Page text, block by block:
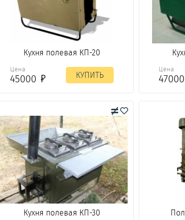
Кухня полевая КП-20
Цена
45000 КУПИТЬ
Цена
47000
Кухня полевая КП-30